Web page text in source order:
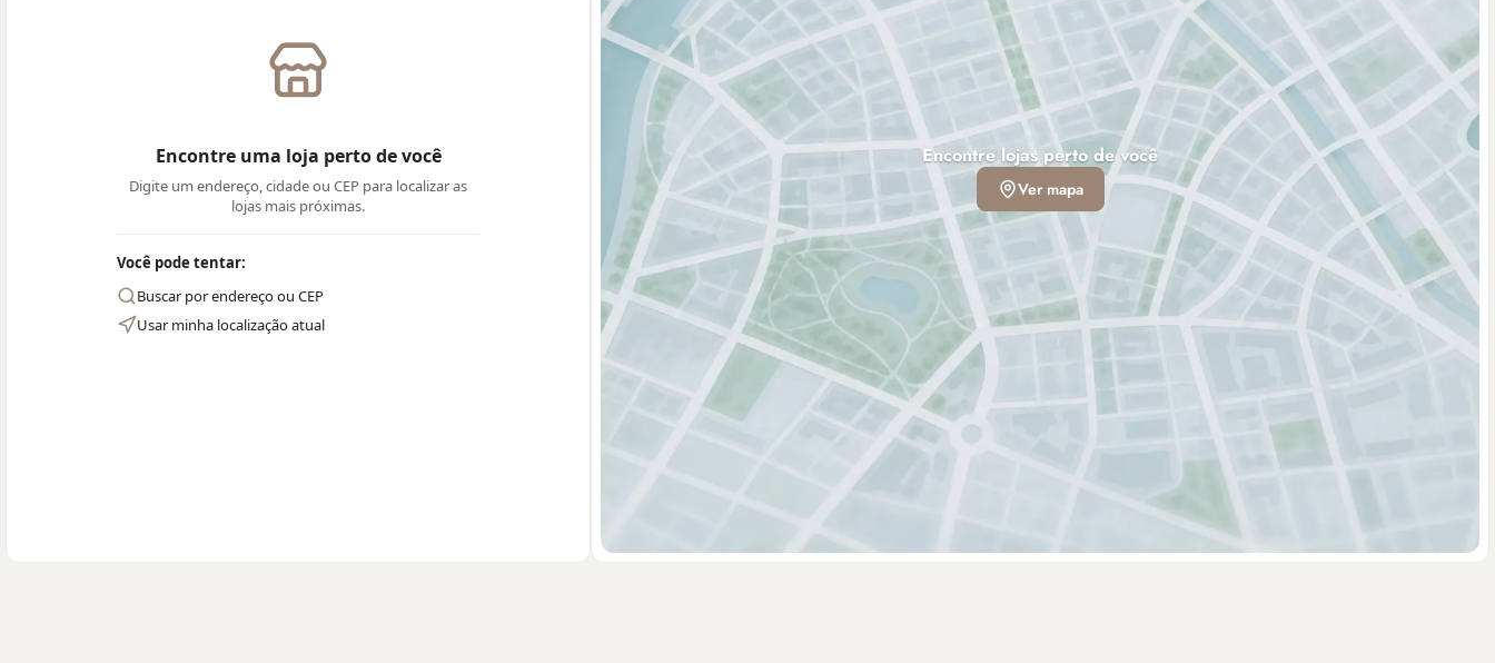
Encontre uma loja perto de você
Digite um endereço, cidade ou CEP para localizar as
lojas mais próximas.
Você pode tentar:
Buscar por endereço ou CEP
Usar minha localização atual
Encontre lojas perto de você
Ver mapa